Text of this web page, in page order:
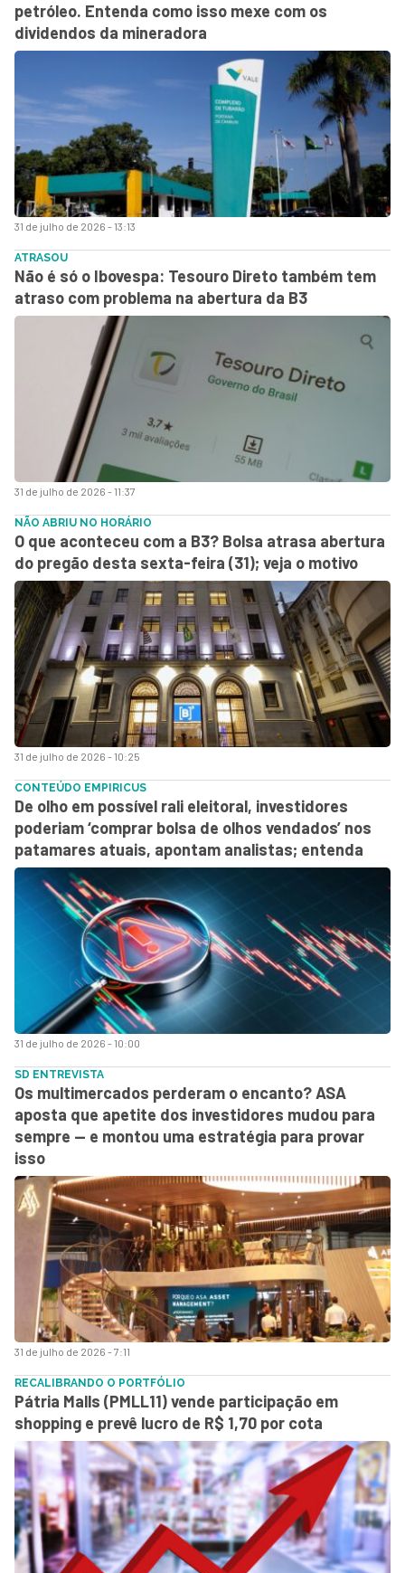
31 de julho de 2026 - 13:13
petróleo. Entenda como isso mexe com os
dividendos da mineradora
31 de julho de 2026 - 11:37
ATRASOU
Não é só o Ibovespa: Tesouro Direto também tem
atraso com problema na abertura da B3
31 de julho de 2026 - 10:25
NÃO ABRIU NO HORÁRIO
O que aconteceu com a B3? Bolsa atrasa abertura
do pregão desta sexta-feira (31); veja o motivo
31 de julho de 2026 - 10:00
CONTEÚDO EMPIRICUS
De olho em possível rali eleitoral, investidores
poderiam ‘comprar bolsa de olhos vendados’ nos
patamares atuais, apontam analistas; entenda
31 de julho de 2026 - 7:11
SD ENTREVISTA
Os multimercados perderam o encanto? ASA
aposta que apetite dos investidores mudou para
sempre — e montou uma estratégia para provar
isso
RECALIBRANDO O PORTFÓLIO
Pátria Malls (PMLL11) vende participação em
shopping e prevê lucro de R$ 1,70 por cota